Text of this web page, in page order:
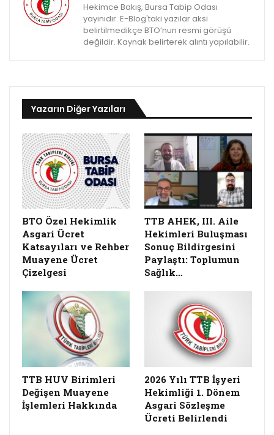
Hekimce Bakış, Bursa Tabip Odası
yayınıdır. E-Blog'taki yazılar aksi
belirtilmedikçe BTO’nun resmi görüşü
değildir. Kaynak belirterek alıntı yapılabilir.
Yazarın Diğer Yazıları
BTO Özel Hekimlik
Asgari Ücret
Katsayıları ve Rehber
Muayene Ücret
Çizelgesi
TTB AHEK, III. Aile
Hekimleri Buluşması
Sonuç Bildirgesini
Paylaştı: Toplumun
Sağlık…
TTB HUV Birimleri
Değişen Muayene
İşlemleri Hakkında
2026 Yılı TTB İşyeri
Hekimliği 1. Dönem
Asgari Sözleşme
Ücreti Belirlendi